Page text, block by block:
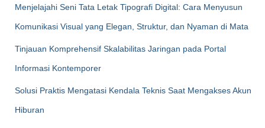
Menjelajahi Seni Tata Letak Tipografi Digital: Cara Menyusun
Komunikasi Visual yang Elegan, Struktur, dan Nyaman di Mata
Tinjauan Komprehensif Skalabilitas Jaringan pada Portal
Informasi Kontemporer
Solusi Praktis Mengatasi Kendala Teknis Saat Mengakses Akun
Hiburan